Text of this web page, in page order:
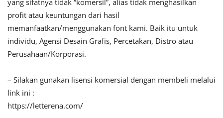
yang sifatnya tidak “komersil”, alias tidak menghasilkan
profit atau keuntungan dari hasil
memanfaatkan/menggunakan font kami. Baik itu untuk
individu, Agensi Desain Grafis, Percetakan, Distro atau
Perusahaan/Korporasi.
– Silakan gunakan lisensi komersial dengan membeli melalui
link ini :
https://letterena.com/